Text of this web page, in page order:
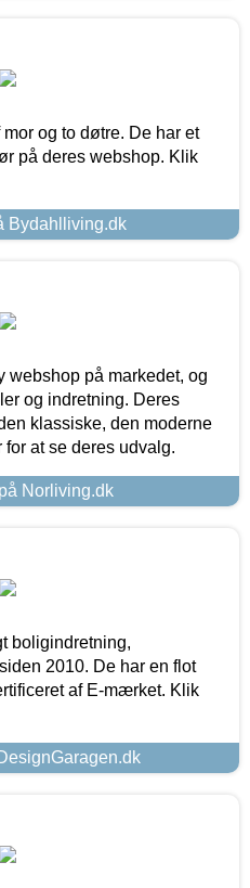
og to døtre. De har et
på deres webshop. Klik
Bydahlliving.dk
webshop på markedet, og
og indretning. Deres
klassiske, den moderne
at se deres udvalg.
Norliving.dk
boligindretning,
2010. De har en flot
af E-mærket. Klik